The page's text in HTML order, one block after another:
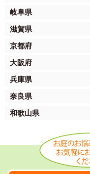
岐阜県
滋賀県
京都府
大阪府
兵庫県
奈良県
和歌山県